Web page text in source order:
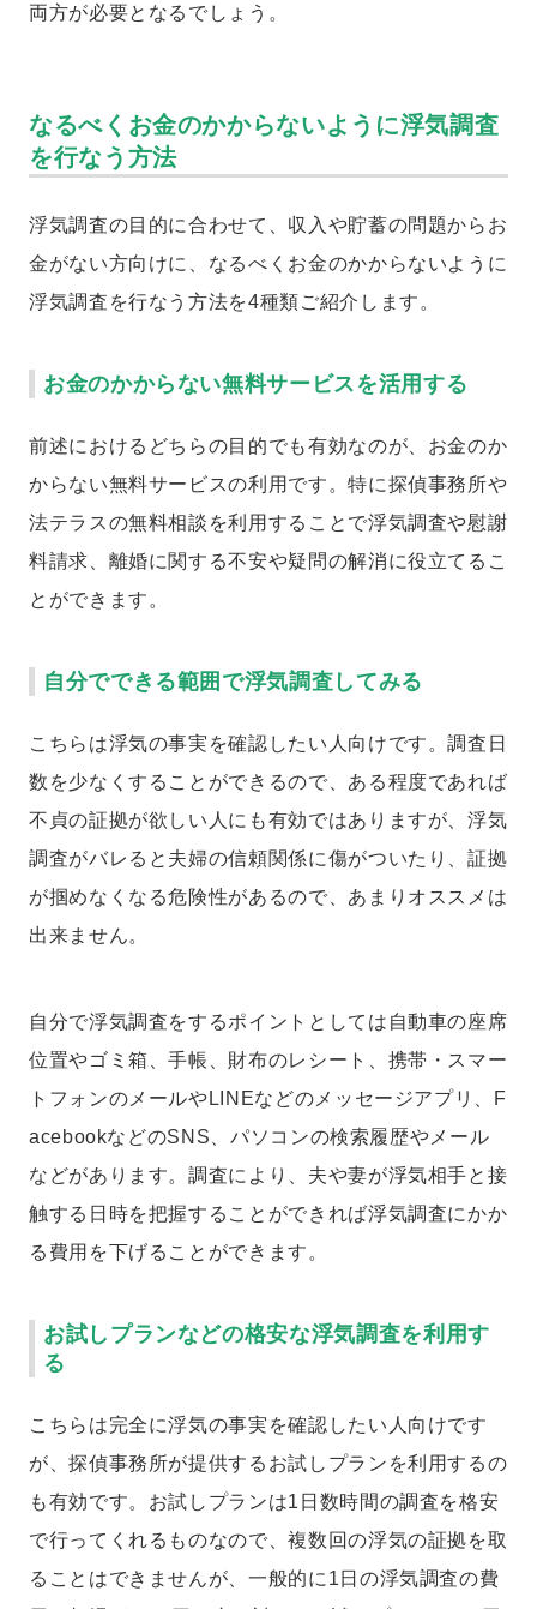
両方が必要となるでしょう。
なるべくお金のかからないように浮気調査
を行なう方法
浮気調査の目的に合わせて、収入や貯蓄の問題からお
金がない方向けに、なるべくお金のかからないように
浮気調査を行なう方法を4種類ご紹介します。
お金のかからない無料サービスを活用する
前述におけるどちらの目的でも有効なのが、お金のか
からない無料サービスの利用です。特に探偵事務所や
法テラスの無料相談を利用することで浮気調査や慰謝
料請求、離婚に関する不安や疑問の解消に役立てるこ
とができます。
自分でできる範囲で浮気調査してみる
こちらは浮気の事実を確認したい人向けです。調査日
数を少なくすることができるので、ある程度であれば
不貞の証拠が欲しい人にも有効ではありますが、浮気
調査がバレると夫婦の信頼関係に傷がついたり、証拠
が掴めなくなる危険性があるので、あまりオススメは
出来ません。
自分で浮気調査をするポイントとしては自動車の座席
位置やゴミ箱、手帳、財布のレシート、携帯・スマー
トフォンのメールやLINEなどのメッセージアプリ、F
acebookなどのSNS、パソコンの検索履歴やメール
などがあります。調査により、夫や妻が浮気相手と接
触する日時を把握することができれば浮気調査にかか
る費用を下げることができます。
お試しプランなどの格安な浮気調査を利用す
る
こちらは完全に浮気の事実を確認したい人向けです
が、探偵事務所が提供するお試しプランを利用するの
も有効です。お試しプランは1日数時間の調査を格安
で行ってくれるものなので、複数回の浮気の証拠を取
ることはできませんが、一般的に1日の浮気調査の費